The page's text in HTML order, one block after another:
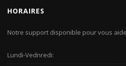
HORAIRES
Notre support disponible pour vous
Lundi-Vednredi: